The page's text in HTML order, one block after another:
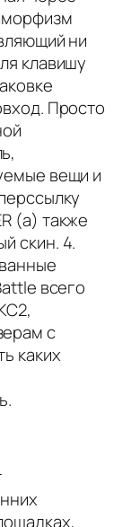
ни
клавишу
Просто
вещи и
(а) также
скин. 4.
всего
с
каких